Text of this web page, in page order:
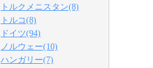
トルクメニスタン(8)
トルコ(8)
ドイツ(94)
ノルウェー(10)
ハンガリー(7)